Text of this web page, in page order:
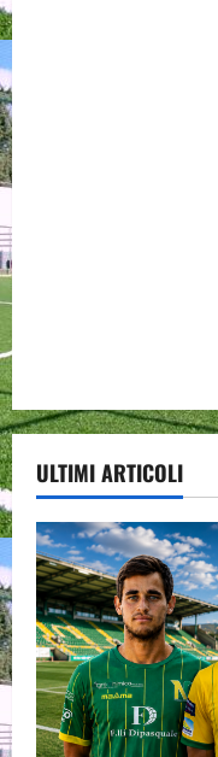
ULTIMI ARTICOLI